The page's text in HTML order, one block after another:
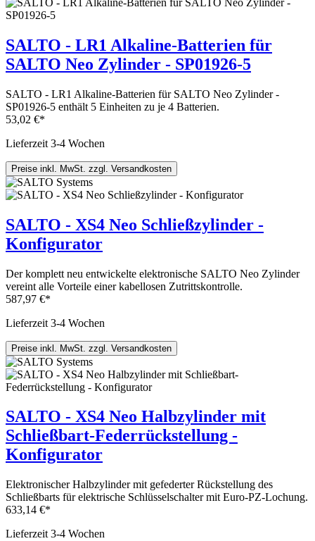
SALTO - LR1 Alkaline-Batterien für
SALTO Neo Zylinder - SP01926-5
SALTO - LR1 Alkaline-Batterien für SALTO Neo Zylinder -
SP01926-5 enthält 5 Einheiten zu je 4 Batterien.
53,02 €*
Lieferzeit 3-4 Wochen
Preise inkl. MwSt. zzgl. Versandkosten
SALTO - XS4 Neo Schließzylinder -
Konfigurator
Der komplett neu entwickelte elektronische SALTO Neo Zylinder
vereint alle Vorteile einer kabellosen Zutrittskontrolle.
587,97 €*
Lieferzeit 3-4 Wochen
Preise inkl. MwSt. zzgl. Versandkosten
SALTO - XS4 Neo Halbzylinder mit
Schließbart-Federrückstellung -
Konfigurator
Elektronischer Halbzylinder mit gefederter Rückstellung des
Schließbarts für elektrische Schlüsselschalter mit Euro-PZ-Lochung.
633,14 €*
Lieferzeit 3-4 Wochen